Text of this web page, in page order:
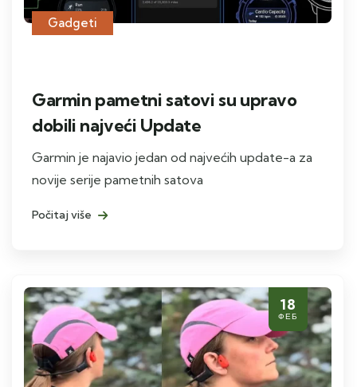
Gadgeti
Garmin pametni satovi su upravo
dobili najveći Update
Garmin je najavio jedan od najvećih update-a za
novije serije pametnih satova
Počitaj više
18
ФЕБ